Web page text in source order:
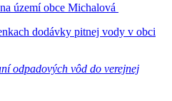
území obce Michalová
dodávky pitnej vody v obci
odpadových vôd do verejnej